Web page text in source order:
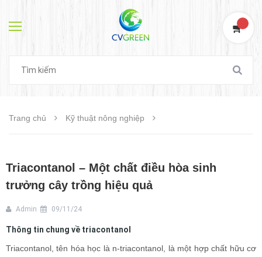
Trang chủ Kỹ thuật nông nghiệp
Triacontanol – Một chất điều hòa sinh
trưởng cây trồng hiệu quả
Admin 09/11/24
Thông tin chung về triacontanol
Triacontanol, tên hóa học là n-triacontanol, là một hợp chất hữu cơ